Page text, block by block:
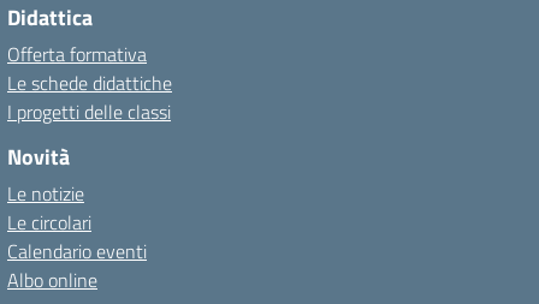
Didattica
Offerta formativa
Le schede didattiche
I progetti delle classi
Novità
Le notizie
Le circolari
Calendario eventi
Albo online